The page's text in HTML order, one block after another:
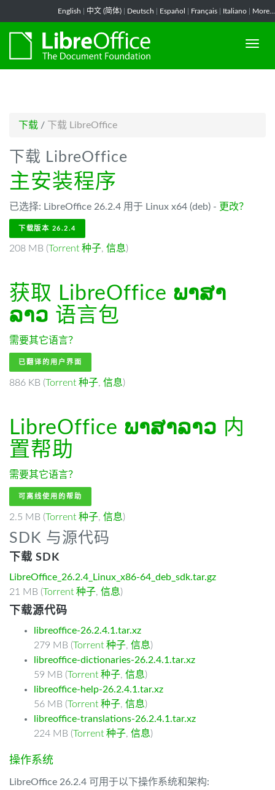
English 中文 (简体) Deutsch Español Français Italiano More...
下载 / 下载 LibreOffice
下载 LibreOffice
主安装程序
已选择: LibreOffice 26.2.4 用于 Linux x64 (deb) - 更改？
下载版本 26.2.4
208 MB (Torrent 种子, 信息)
获取 LibreOffice ພາສາ
ລາວ 语言包
需要其它语言？
已翻译的用户界面
886 KB (Torrent 种子, 信息)
LibreOffice ພາສາລາວ 内
置帮助
需要其它语言？
可离线使用的帮助
2.5 MB (Torrent 种子, 信息)
SDK 与源代码
下载 SDK
LibreOffice_26.2.4_Linux_x86-64_deb_sdk.tar.gz
21 MB (Torrent 种子, 信息)
下载源代码
libreoffice-26.2.4.1.tar.xz
279 MB (Torrent 种子, 信息)
libreoffice-dictionaries-26.2.4.1.tar.xz
59 MB (Torrent 种子, 信息)
libreoffice-help-26.2.4.1.tar.xz
56 MB (Torrent 种子, 信息)
libreoffice-translations-26.2.4.1.tar.xz
224 MB (Torrent 种子, 信息)
操作系统
LibreOffice 26.2.4 可用于以下操作系统和架构: